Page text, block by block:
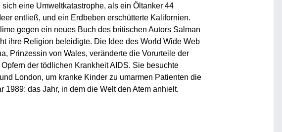
eine Umweltkatastrophe, als ein Öltanker 44
entließ, und ein Erdbeben erschütterte Kalifornien.
gegen ein neues Buch des britischen Autors Salman
ihre Religion beleidigte. Die Idee des World Wide Web
Prinzessin von Wales, veränderte die Vorurteile der
der tödlichen Krankheit AIDS. Sie besuchte
London, um kranke Kinder zu umarmen Patienten die
1989: das Jahr, in dem die Welt den Atem anhielt.